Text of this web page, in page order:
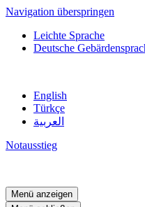
Navigation überspringen
Leichte Sprache
Deutsche
English
Türkçe
العربية
Notausstieg
Menü anzeigen